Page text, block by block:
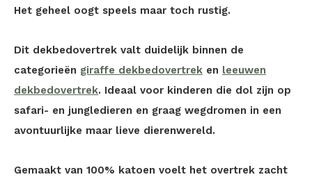
Het geheel oogt speels maar toch rustig.
Dit dekbedovertrek valt duidelijk binnen de
categorieën giraffe dekbedovertrek en leeuwen
dekbedovertrek. Ideaal voor kinderen die dol zijn op
safari- en jungledieren en graag wegdromen in een
avontuurlijke maar lieve dierenwereld.
Gemaakt van 100% katoen voelt het overtrek zacht